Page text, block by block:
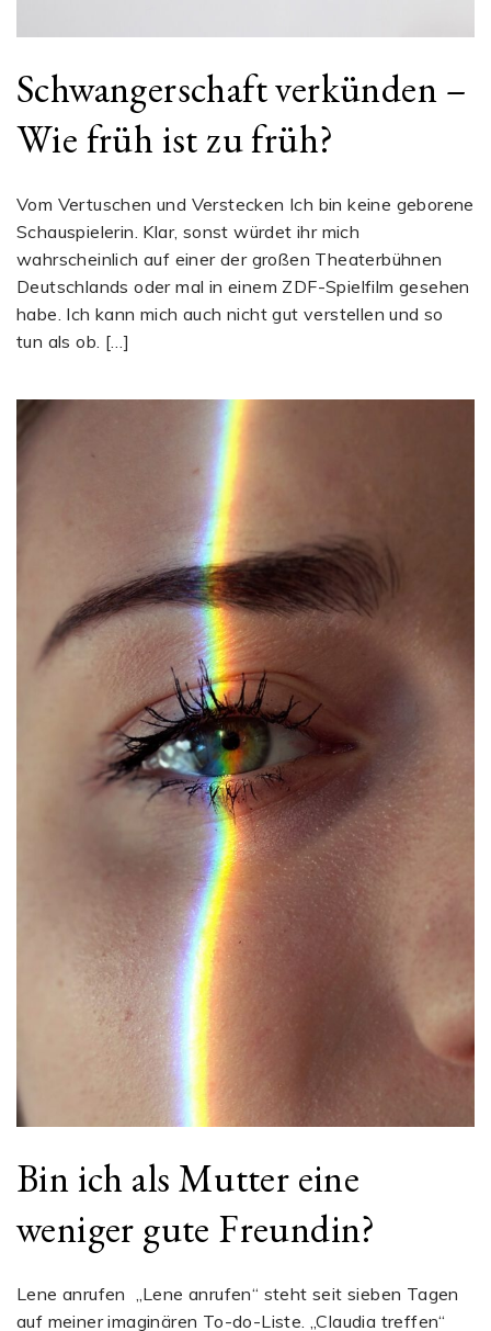
Schwangerschaft verkünden –
Wie früh ist zu früh?
Vom Vertuschen und Verstecken Ich bin keine geborene
Schauspielerin. Klar, sonst würdet ihr mich
wahrscheinlich auf einer der großen Theaterbühnen
Deutschlands oder mal in einem ZDF-Spielfilm gesehen
habe. Ich kann mich auch nicht gut verstellen und so
tun als ob. […]
Bin ich als Mutter eine
weniger gute Freundin?
Lene anrufen „Lene anrufen“ steht seit sieben Tagen
auf meiner imaginären To-do-Liste. „Claudia treffen“